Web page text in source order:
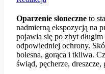
Oparzenie słoneczne to
nadmierną ekspozycją na
pojawia się po zbyt
odpowiedniej ochrony.
bolesna, gorąca i tkliwa.
świąd, pęcherze, dreszcze,